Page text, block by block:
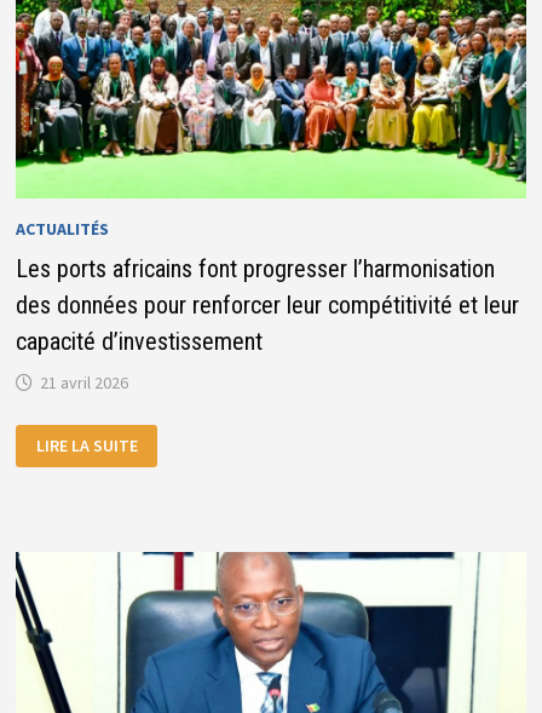
ACTUALITÉS
Les ports africains font progresser l’harmonisation
des données pour renforcer leur compétitivité et leur
capacité d’investissement
21 avril 2026
PORTS
AFRICAINS
RENFORCER
LEUR
COMPÉTITIVITÉ
ET
LEUR
CAPACITÉ
D’INVESTISSEMENT
LIRE LA SUITE